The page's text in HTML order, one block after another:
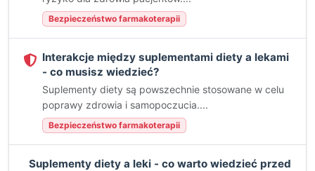
Bezpieczeństwo farmakoterapii
Interakcje między suplementami diety a lekami
- co musisz wiedzieć?
Suplementy diety są powszechnie stosowane w celu
poprawy zdrowia i samopoczucia....
Bezpieczeństwo farmakoterapii
Suplementy diety a leki - co warto wiedzieć przed